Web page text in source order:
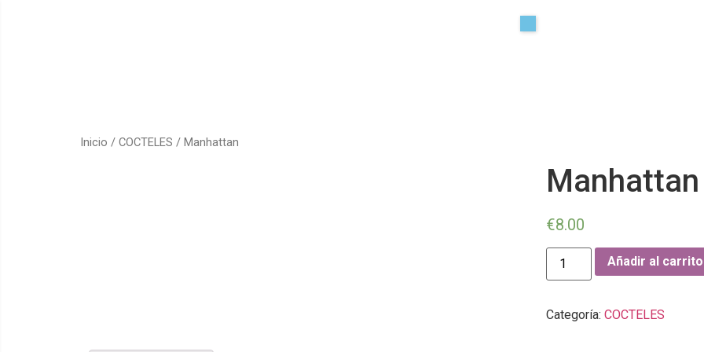
Inicio / COCTELES / Manhattan
Manhattan
€8.00
Añadir al carrito
Categoría: COCTELES